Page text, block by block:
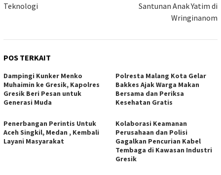
Teknologi
Santunan Anak Yatim di
Wringinanom
POS TERKAIT
Dampingi Kunker Menko
Muhaimin ke Gresik, Kapolres
Gresik Beri Pesan untuk
Generasi Muda
Polresta Malang Kota Gelar
Bakkes Ajak Warga Makan
Bersama dan Periksa
Kesehatan Gratis
Penerbangan Perintis Untuk
Aceh Singkil, Medan , Kembali
Layani Masyarakat
Kolaborasi Keamanan
Perusahaan dan Polisi
Gagalkan Pencurian Kabel
Tembaga di Kawasan Industri
Gresik